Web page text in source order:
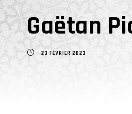
Gaëtan
23 FÉVRIER 2023